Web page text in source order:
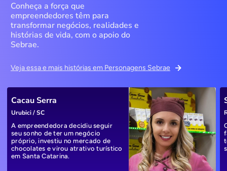
Conheça a força que
empreendedores têm para
transformar negócios, realidades e
histórias de vida, com o apoio do
Sebrae.
Veja essa e mais histórias em Personagens Sebrae
Cacau Serra
Urubici / SC
A empreendedora decidiu seguir
seu sonho de ter um negócio
próprio, investiu no mercado de
chocolates e virou atrativo turístico
em Santa Catarina.